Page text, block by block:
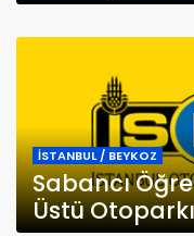
İSTANBUL / BEYKOZ
Sabancı
Üstü Otoparkı